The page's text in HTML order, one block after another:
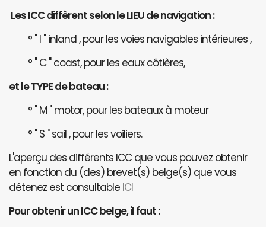
Les ICC diffèrent selon le LIEU de navigation :
° " I " inland , pour les voies navigables intérieures ,
° " C " coast, pour les eaux côtières,
et le TYPE de bateau :
° " M " motor, pour les bateaux à moteur
° " S " sail , pour les voiliers.
L'aperçu des différents ICC que vous pouvez obtenir
en fonction du (des) brevet(s) belge(s) que vous
détenez est consultable ICI
Pour obtenir un ICC belge, il faut :